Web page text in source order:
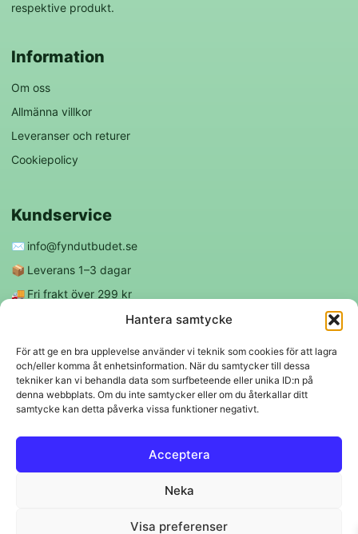
Hantera samtycke
För att ge en bra upplevelse använder vi teknik som cookies för att lagra
och/eller komma åt enhetsinformation. När du samtycker till dessa
tekniker kan vi behandla data som surfbeteende eller unika ID:n på
denna webbplats. Om du inte samtycker eller om du återkallar ditt
samtycke kan detta påverka vissa funktioner negativt.
Acceptera
Neka
Visa preferenser
respektive produkt.
Information
Om oss
Allmänna villkor
Leveranser och returer
Cookiepolicy
Kundservice
✉️ info@fyndutbudet.se
📦 Leverans 1–3 dagar
🚚 Fri frakt över 299 kr
Följ oss
f ◎
Trygga betalningar
Swish